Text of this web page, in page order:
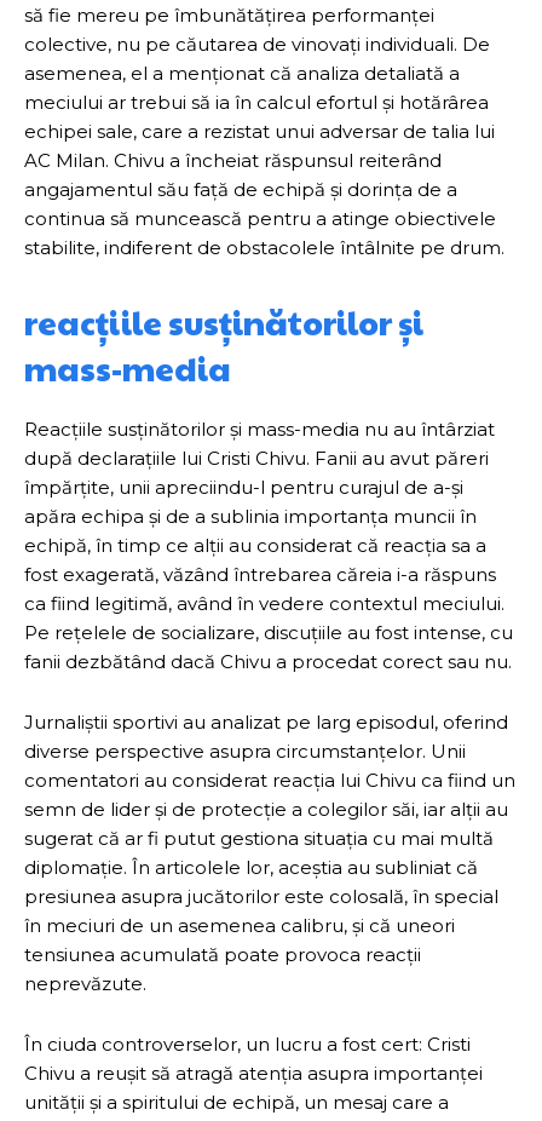
să fie mereu pe îmbunătățirea performanței
colective, nu pe căutarea de vinovați individuali. De
asemenea, el a menționat că analiza detaliată a
meciului ar trebui să ia în calcul efortul și hotărârea
echipei sale, care a rezistat unui adversar de talia lui
AC Milan. Chivu a încheiat răspunsul reiterând
angajamentul său față de echipă și dorința de a
continua să muncească pentru a atinge obiectivele
stabilite, indiferent de obstacolele întâlnite pe drum.
reacțiile susținătorilor și
mass-media
Reacțiile susținătorilor și mass-media nu au întârziat
după declarațiile lui Cristi Chivu. Fanii au avut păreri
împărțite, unii apreciindu-l pentru curajul de a-și
apăra echipa și de a sublinia importanța muncii în
echipă, în timp ce alții au considerat că reacția sa a
fost exagerată, văzând întrebarea căreia i-a răspuns
ca fiind legitimă, având în vedere contextul meciului.
Pe rețelele de socializare, discuțiile au fost intense, cu
fanii dezbătând dacă Chivu a procedat corect sau nu.
Jurnaliștii sportivi au analizat pe larg episodul, oferind
diverse perspective asupra circumstanțelor. Unii
comentatori au considerat reacția lui Chivu ca fiind un
semn de lider și de protecție a colegilor săi, iar alții au
sugerat că ar fi putut gestiona situația cu mai multă
diplomație. În articolele lor, aceștia au subliniat că
presiunea asupra jucătorilor este colosală, în special
în meciuri de un asemenea calibru, și că uneori
tensiunea acumulată poate provoca reacții
neprevăzute.
În ciuda controverselor, un lucru a fost cert: Cristi
Chivu a reușit să atragă atenția asupra importanței
unității și a spiritului de echipă, un mesaj care a